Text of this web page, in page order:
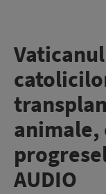
animale,
AUDIO